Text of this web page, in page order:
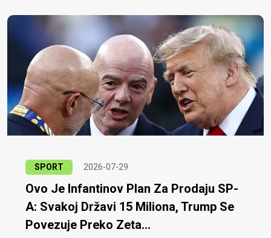
SPORT 2026-07-29
Ovo Je Infantinov Plan Za Prodaju SP-
A: Svakoj Državi 15 Miliona, Trump Se
Povezuje Preko Zeta...